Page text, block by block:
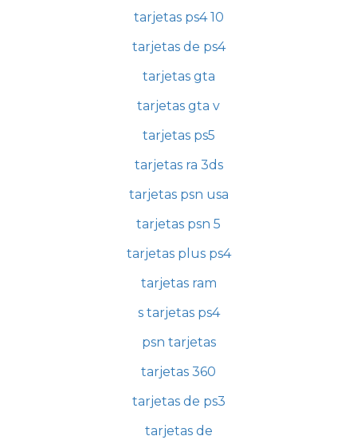
tarjetas ps4 10
tarjetas de ps4
tarjetas gta
tarjetas gta v
tarjetas ps5
tarjetas ra 3ds
tarjetas psn usa
tarjetas psn 5
tarjetas plus ps4
tarjetas ram
s tarjetas ps4
psn tarjetas
tarjetas 360
tarjetas de ps3
tarjetas de